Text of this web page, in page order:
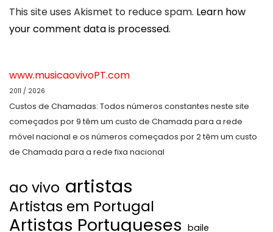
This site uses Akismet to reduce spam. Learn how
your comment data is processed.
www.musicaovivoPT.com
2011 / 2026
Custos de Chamadas: Todos números constantes neste site
começados por 9 têm um custo de Chamada para a rede
móvel nacional e os números começados por 2 têm um custo
de Chamada para a rede fixa nacional
ao vivo artistas
Artistas em Portugal
Artistas Portugueses baile